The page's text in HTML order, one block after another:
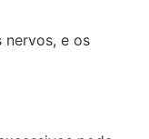
nervos, e os